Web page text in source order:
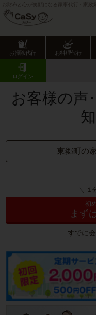
お財布と心が笑顔になる家事代行・家政
お掃除代行 お料理代行
ログイン
CaSy TOP
お客様の声･口コミ一覧
お客様の声
東郷町の
＼ １
初
まず
すでに